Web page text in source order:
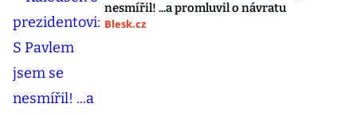
nesmířil! ...a promluvil o návratu
Blesk.cz